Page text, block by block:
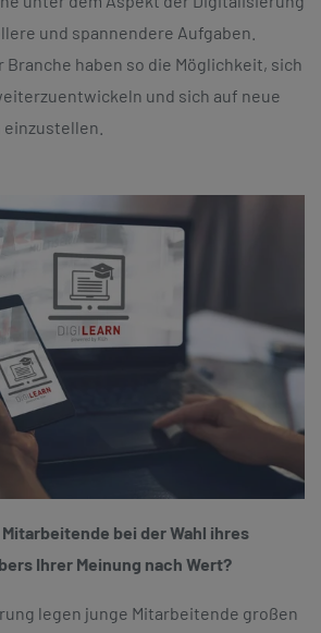
und spannendere Aufgaben.
haben so die Möglichkeit, sich
und sich auf neue
bei der Wahl ihres
Ihrer Meinung nach Wert?
legen junge Mitarbeitende großen